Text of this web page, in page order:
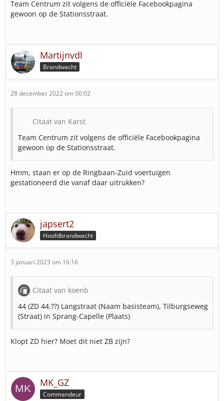
Team Centrum zit volgens de officiële Facebookpagina
gewoon op de Stationsstraat.
Martijnvdl
Brandwacht
28 december 2022 om 00:02
Citaat van Karst
Team Centrum zit volgens de officiële Facebookpagina
gewoon op de Stationsstraat.
Hmm, staan er op de Ringbaan-Zuid voertuigen
gestationeerd die vanaf daar uitrukken?
japsert2
Hoofdbrandwacht
3 januari 2023 om 16:16
Citaat van koenb
44 (ZD 44.??) Langstraat (Naam basisteam), Tilburgseweg
(Straat) in Sprang-Capelle (Plaats)
Klopt ZD hier? Moet dit niet ZB zijn?
MK_GZ
Commandeur